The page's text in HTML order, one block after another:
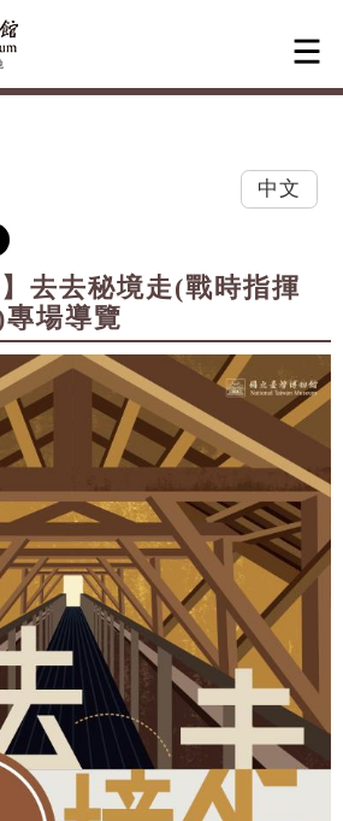
中文
】去去秘境走(戰時指揮
場導覽